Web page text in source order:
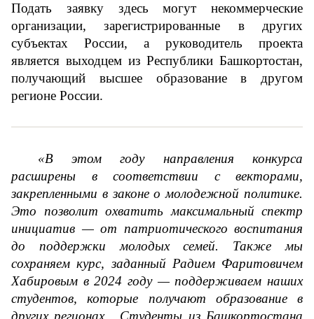
Подать заявку здесь могут некоммерческие
организации, зарегистрированные в других
субъектах России, а руководитель проекта
является выходцем из Республики Башкортостан,
получающий высшее образование в другом
регионе России.
«В этом году направления конкурса
расширены в соответствии с векторами,
закрепленными в законе о молодежной политике.
Это позволит охватить максимальный спектр
инициатив — от патриотического воспитания
до поддержки молодых семей. Также мы
сохраняем курс, заданный Радием Фаритовичем
Хабировым в 2024 году — поддерживаем наших
студентов, которые получают образование в